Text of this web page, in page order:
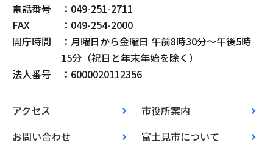
電話番号
：049-251-2711
FAX
：049-254-2000
開庁時間
：月曜日から金曜日 午前8時30分～午後5時
15分（祝日と年末年始を除く）
法人番号
：6000020112356
アクセス
市役所案内
お問い合わせ
富士見市について